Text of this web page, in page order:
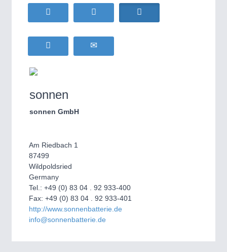
sonnen
sonnen GmbH
Am Riedbach 1
87499
Wildpoldsried
Germany
Tel.: +49 (0) 83 04 . 92 933-400
Fax: +49 (0) 83 04 . 92 933-401
http://www.sonnenbatterie.de
info@sonnenbatterie.de